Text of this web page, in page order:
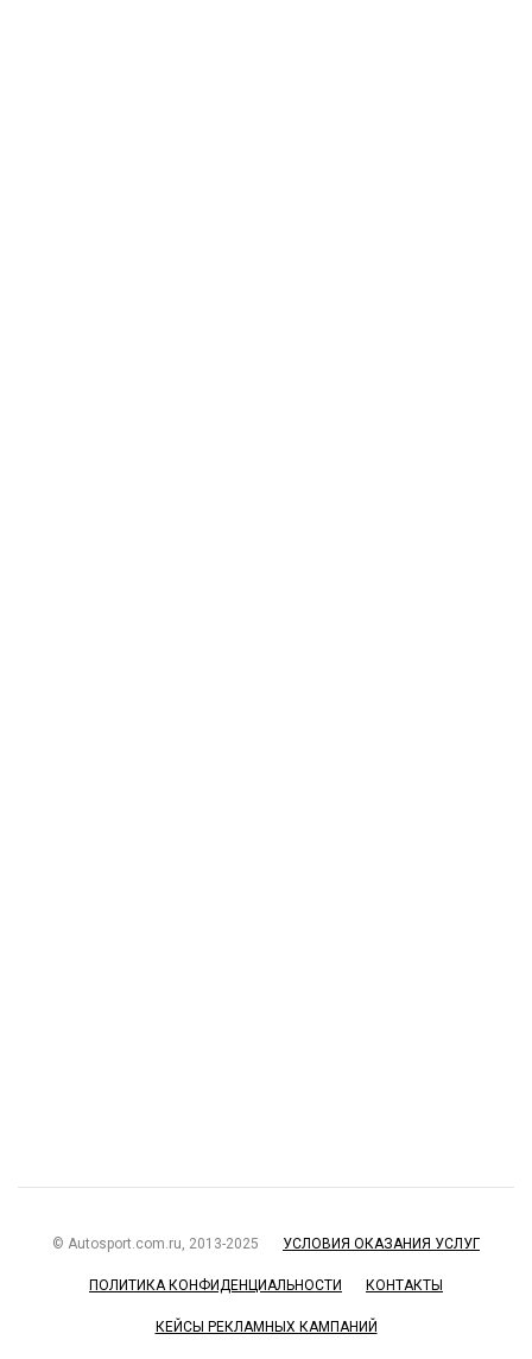
© Autosport.com.ru, 2013-2025 УСЛОВИЯ ОКАЗАНИЯ УСЛУГ
ПОЛИТИКА КОНФИДЕНЦИАЛЬНОСТИ КОНТАКТЫ
КЕЙСЫ РЕКЛАМНЫХ КАМПАНИЙ